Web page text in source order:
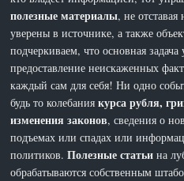
полезные материалы, не
уверены в источнике, а также
подчеркиваем, что основная
предоставление неискаженных
каждый сам для себя! Ни одно
будь то колебаниякурса рубля,
изменения законов, сведения о
подъемах или спадах или
политиков.Полезные статьи на
обрабатываются собственным